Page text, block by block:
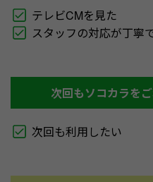
テレビCMを見た
スタッフの対応が丁寧
次回もソコカラを
次回も利用したい